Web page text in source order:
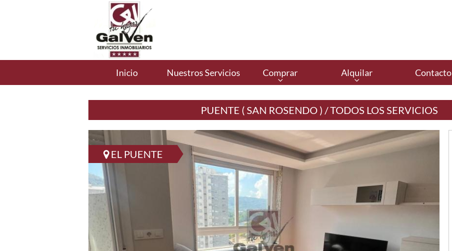
Inicio Nuestros Servicios Comprar Alquilar Contacto
PUENTE ( SAN ROSENDO ) / TODOS LOS SERVICIOS
EL PUENTE